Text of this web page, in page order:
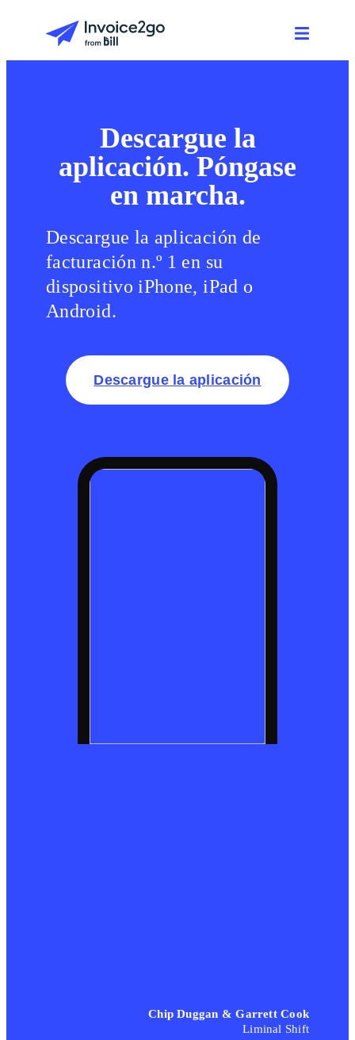
Descargue la
aplicación. Póngase
en marcha.
Descargue la aplicación de
facturación n.º 1 en su
dispositivo iPhone, iPad o
Android.
Descargue la aplicación
Chip Duggan & Garrett Cook
Liminal Shift